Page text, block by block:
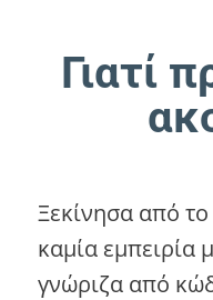
Γιατί
Ξεκίνησα από
καμία εμπειρία
γνώριζα από